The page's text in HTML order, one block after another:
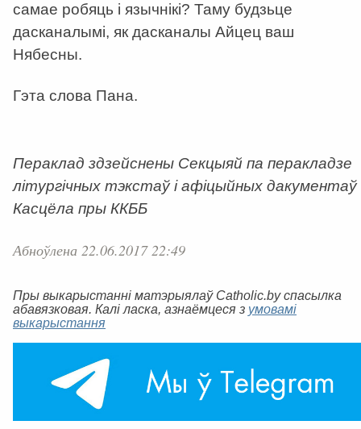
самае робяць і язычнікі? Таму будзьце
дасканалымі, як дасканалы Айцец ваш
Нябесны.
Гэта слова Пана.
Пераклад здзейснены Секцыяй па перакладзе
літургічных тэкстаў і афіцыйных дакументаў
Касцёла пры ККББ
Абноўлена 22.06.2017 22:49
Пры выкарыстанні матэрыялаў Catholic.by спасылка
абавязковая. Калі ласка, азнаёмцеся з умовамі
выкарыстання